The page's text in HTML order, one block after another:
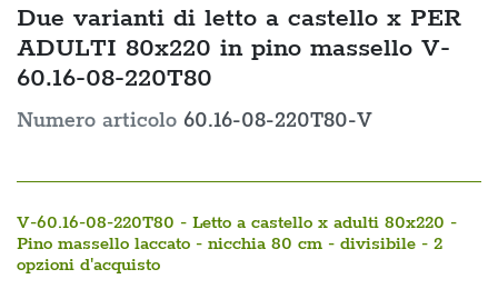
Due varianti di letto a castello x PER
ADULTI 80x220 in pino massello V-
60.16-08-220T80
Numero articolo 60.16-08-220T80-V
V-60.16-08-220T80 - Letto a castello x adulti 80x220 -
Pino massello laccato - nicchia 80 cm - divisibile - 2
opzioni d'acquisto